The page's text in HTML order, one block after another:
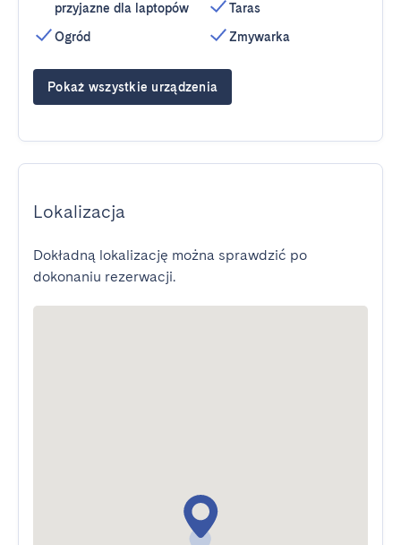
przyjazne dla laptopów
Ogród
Taras
Zmywarka
Pokaż wszystkie urządzenia
Lokalizacja
Dokładną lokalizację można sprawdzić po
dokonaniu rezerwacji.